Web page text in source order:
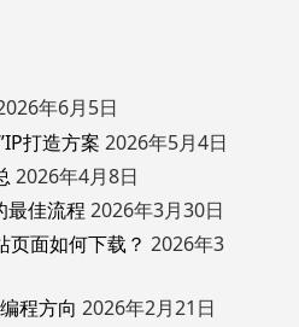
年6月5日
打造方案 2026年5月4日
2026年4月8日
最佳流程 2026年3月30日
页面如何下载？ 2026年3
程方向 2026年2月21日